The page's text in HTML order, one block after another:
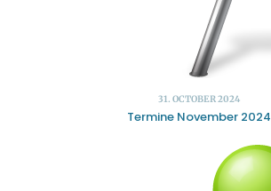
31. OCTOBER 2024
Termine November 2024